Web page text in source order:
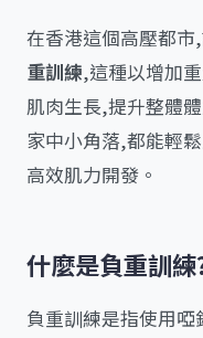
在香港這個高壓都
重訓練,這種以增加
肌肉生長,提升整體
家中小角落,都能輕
高效肌力開發。
什麼是負重訓練
負重訓練是指使用